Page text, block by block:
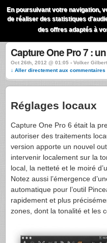
QuestionsPhoto
Capture One Pro 7 :
Oct 26th, 2012 @ 01:05 › Volker Gilbert
↓ Aller directement aux commentaires
Réglages locaux
Capture One Pro 6 était la
autoriser des traitements
version apporte un nouvel
intervenir localement sur la
local, la netteté et le moiré
Notez aussi l’émergence
automatique pour l’outil
rapidement et plus
zones, dont la tonalité et les
En poursuivant votre navigation,
de réaliser des statistiques
des offres adaptés à